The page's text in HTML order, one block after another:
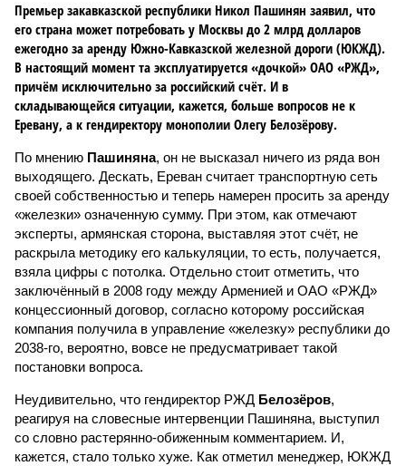
Премьер закавказской республики Никол Пашинян заявил, что
его страна может потребовать у Москвы до 2 млрд долларов
ежегодно за аренду Южно-Кавказской железной дороги (ЮКЖД).
В настоящий момент та эксплуатируется «дочкой» ОАО «РЖД»,
причём исключительно за российский счёт. И в
складывающейся ситуации, кажется, больше вопросов не к
Еревану, а к гендиректору монополии Олегу Белозёрову.
По мнению Пашиняна, он не высказал ничего из ряда вон
выходящего. Дескать, Ереван считает транспортную сеть
своей собственностью и теперь намерен просить за аренду
«железки» означенную сумму. При этом, как отмечают
эксперты, армянская сторона, выставляя этот счёт, не
раскрыла методику его калькуляции, то есть, получается,
взяла цифры с потолка. Отдельно стоит отметить, что
заключённый в 2008 году между Арменией и ОАО «РЖД»
концессионный договор, согласно которому российская
компания получила в управление «железку» республики до
2038-го, вероятно, вовсе не предусматривает такой
постановки вопроса.
Неудивительно, что гендиректор РЖД Белозёров,
реагируя на словесные интервенции Пашиняна, выступил
со словно растерянно-обиженным комментарием. И,
кажется, стало только хуже. Как отметил менеджер, ЮКЖД